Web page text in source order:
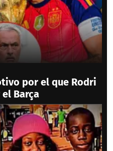
por el que Rodri
Barça